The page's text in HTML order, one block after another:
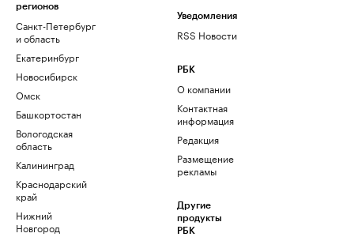
регионов
Санкт-Петербург
и область
Екатеринбург
Новосибирск
Омск
Башкортостан
Вологодская
область
Калининград
Краснодарский
край
Нижний
Новгород
Уведомления
RSS Новости
РБК
О компании
Контактная
информация
Редакция
Размещение
рекламы
Другие
продукты
РБК